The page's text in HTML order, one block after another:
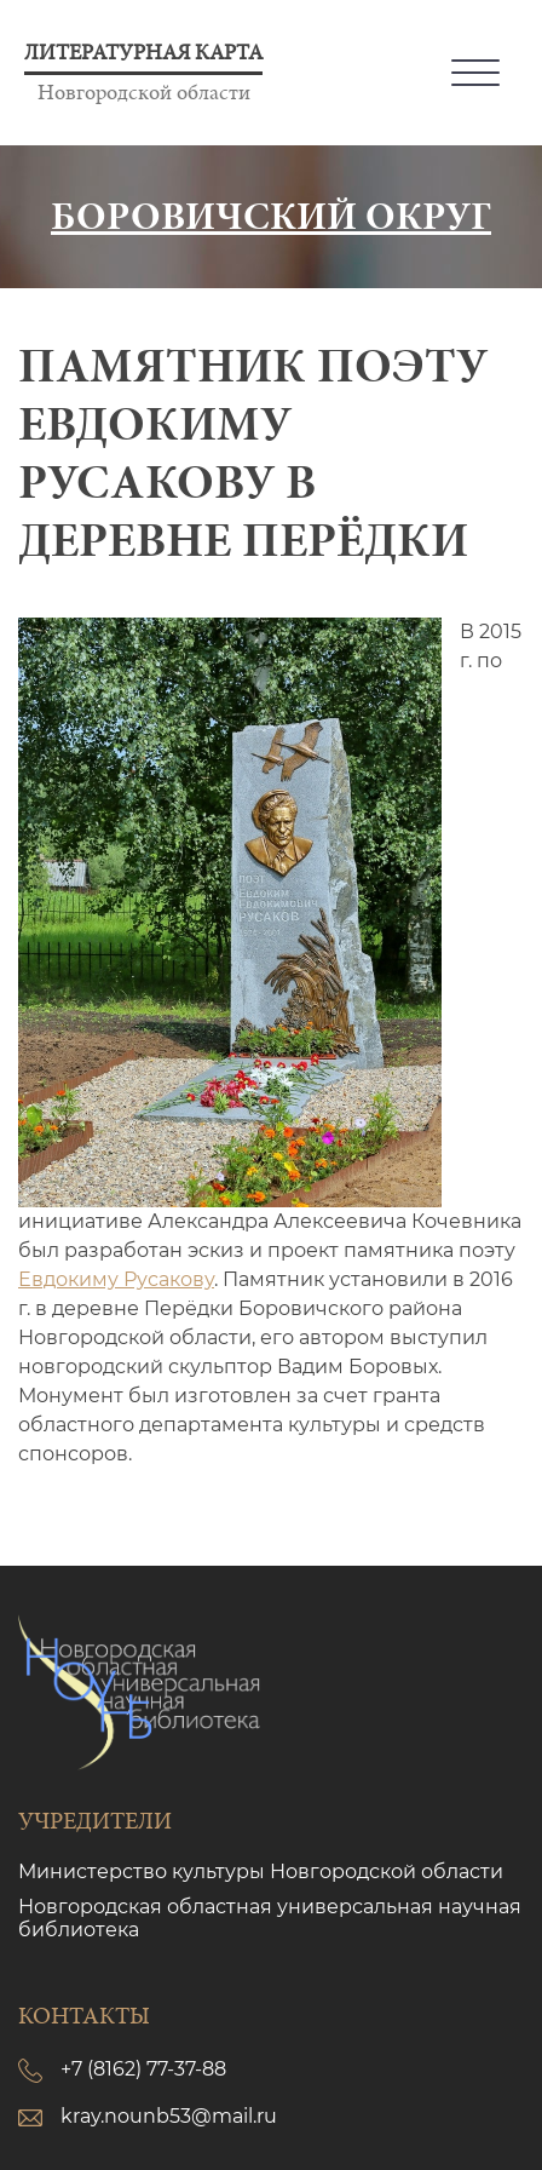
ЛИТЕРАТУРНАЯ КАРТА
Новгородской области
БОРОВИЧСКИЙ ОКРУГ
ПАМЯТНИК ПОЭТУ
ЕВДОКИМУ
РУСАКОВУ В
ДЕРЕВНЕ ПЕРЁДКИ
В 2015
г. по
инициативе Александра Алексеевича Кочевника
был разработан эскиз и проект памятника поэту
Евдокиму Русакову. Памятник установили в 2016
г. в деревне Перёдки Боровичского района
Новгородской области, его автором выступил
новгородский скульптор Вадим Боровых.
Монумент был изготовлен за счет гранта
областного департамента культуры и средств
спонсоров.
УЧРЕДИТЕЛИ
Министерство культуры Новгородской области
Новгородская областная универсальная научная
библиотека
КОНТАКТЫ
+7 (8162) 77-37-88
kray.nounb53@mail.ru